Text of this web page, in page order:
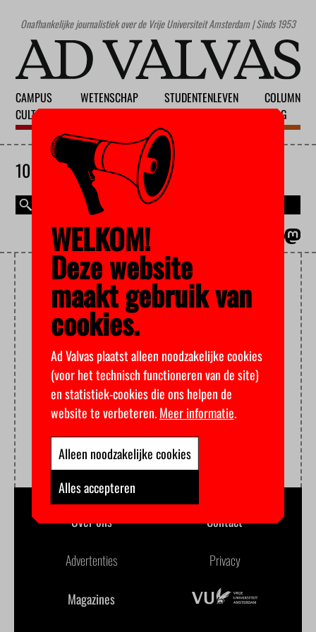
Onafhankelijke journalistiek over de Vrije Universiteit Amsterdam | Sinds 1953
CAMPUS
CULTUUR
WETENSCHAP
STUDENTENLEVEN
COLUMN
BLOG
10 AUGUSTUS 2026
GENEESKUNDESTUDENTEN
Over ons Contact
Advertenties Privacy
Magazines
WELKOM!
Deze website
maakt gebruik van
cookies.
Ad Valvas plaatst alleen noodzakelijke cookies
(voor het technisch functioneren van de site)
en statistiek-cookies die ons helpen de
website te verbeteren.Meer informatie.
Alleen noodzakelijke cookies
Alles accepteren